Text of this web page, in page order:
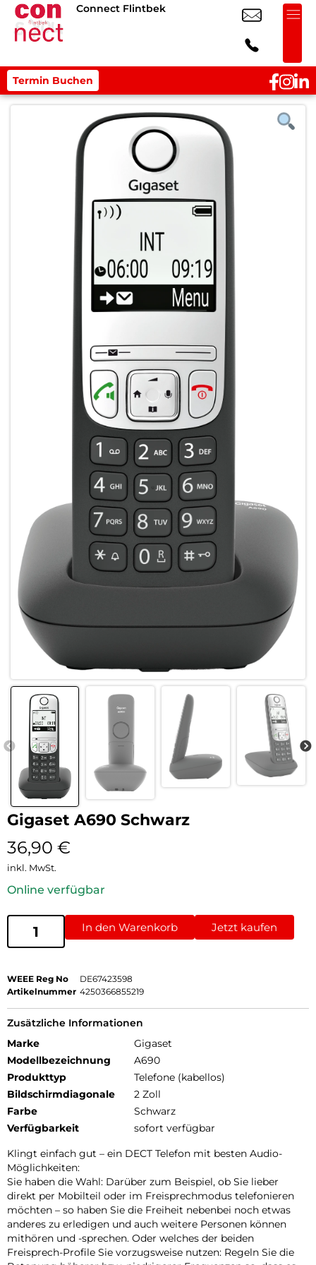
Connect Flintbek
Termin Buchen
Gigaset A690 Schwarz
36,90 €
inkl. MwSt.
Online verfügbar
In den Warenkorb Jetzt kaufen
WEEE Reg No
DE67423598
Artikelnummer 4250366855219
Zusätzliche Informationen
Marke
Gigaset
Modellbezeichnung
A690
Produkttyp
Telefone (kabellos)
Bildschirmdiagonale
2 Zoll
Farbe
Schwarz
Verfügbarkeit
sofort verfügbar
Klingt einfach gut – ein DECT Telefon mit besten Audio-
Möglichkeiten:
Sie haben die Wahl: Darüber zum Beispiel, ob Sie lieber
direkt per Mobilteil oder im Freisprechmodus telefonieren
möchten – so haben Sie die Freiheit nebenbei noch etwas
anderes zu erledigen und auch weitere Personen können
mithören und -sprechen. Oder welches der beiden
Freisprech-Profile Sie vorzugsweise nutzen: Regeln Sie die